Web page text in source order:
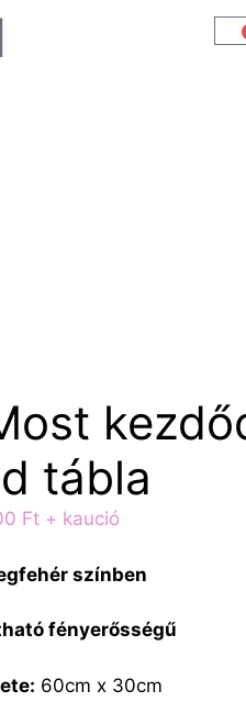
tábla
Ft + kaució
színben
fényerősségű
60cm x 30cm